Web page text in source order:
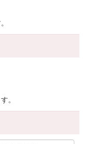
。